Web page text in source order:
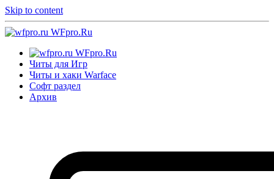
Skip to content
WFpro.Ru
WFpro.Ru
Читы для Игр
Читы и хаки Warface
Софт раздел
Архив